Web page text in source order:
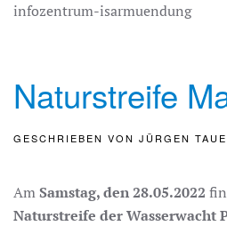
infozentrum-isarmuendung
Naturstreife
GESCHRIEBEN VON JÜRGEN
AmSamstag, den 28.05.2022
Naturstreife der Wasserwacht